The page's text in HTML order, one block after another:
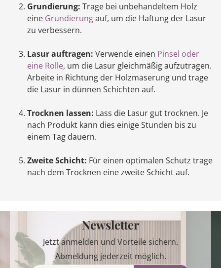
Grundierung: Trage bei unbehandeltem Holz
eine Grundierungauf, um die Haftung der Lasur
zu verbessern.
Lasur auftragen: Verwende einen Pinsel oder
eine Rolle, um die Lasur gleichmäßig aufzutragen.
Arbeite in Richtung der Holzmaserung und trage
die Lasur in dünnen Schichten auf.
Trocknen lassen: Lass die Lasur gut trocknen. Je
nach Produkt kann dies einige Stunden bis zu
einem Tag dauern.
Zweite Schicht: Für einen optimalen Schutz trage
nach dem Trocknen eine zweite Schicht auf.
Newsletter
Jetzt anmelden und Vorteile sichern.
Abmeldung jederzeit möglich.